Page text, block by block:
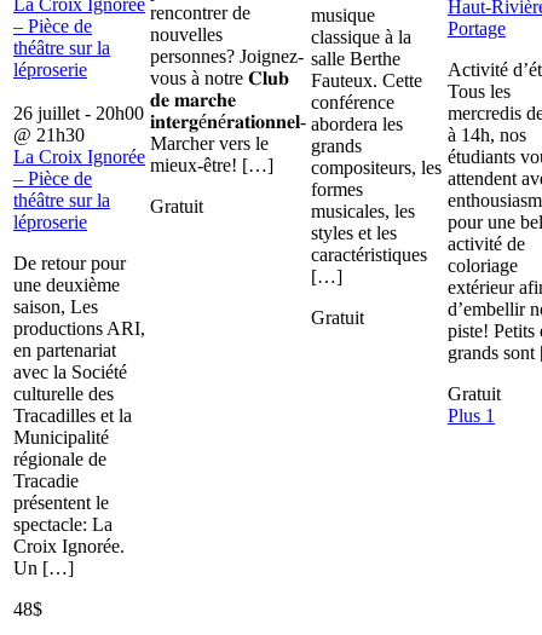
La Croix Ignorée
– Pièce de
théâtre sur la
léproserie
26 juillet - 20h00
@ 21h30
La Croix Ignorée
– Pièce de
théâtre sur la
léproserie
De retour pour
une deuxième
saison, Les
productions ARI,
en partenariat
avec la Société
culturelle des
Tracadilles et la
Municipalité
régionale de
Tracadie
présentent le
spectacle: La
Croix Ignorée.
Un […]
48$
rencontrer de
nouvelles
personnes? Joignez-
vous à notre 𝐂𝐥𝐮𝐛
𝐝𝐞 𝐦𝐚𝐫𝐜𝐡𝐞
𝐢𝐧𝐭𝐞𝐫𝐠é𝐧é𝐫𝐚𝐭𝐢𝐨𝐧𝐧𝐞𝐥-
Marcher vers le
mieux-être! […]
Gratuit
musique
classique à la
salle Berthe
Fauteux. Cette
conférence
abordera les
grands
compositeurs, les
formes
musicales, les
styles et les
caractéristiques
[…]
Gratuit
Haut-
Portage
Activité
Tous les
mercredis
à 14h, nos
étudiants
attendent
pour une
activité de
coloriage
extérieur
d’embellir
piste! Petits
grands
Gratuit
Plus 1